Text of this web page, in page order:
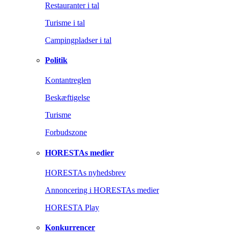
Restauranter i tal
Turisme i tal
Campingpladser i tal
Politik
Kontantreglen
Beskæftigelse
Turisme
Forbudszone
HORESTAs medier
HORESTAs nyhedsbrev
Annoncering i HORESTAs medier
HORESTA Play
Konkurrencer